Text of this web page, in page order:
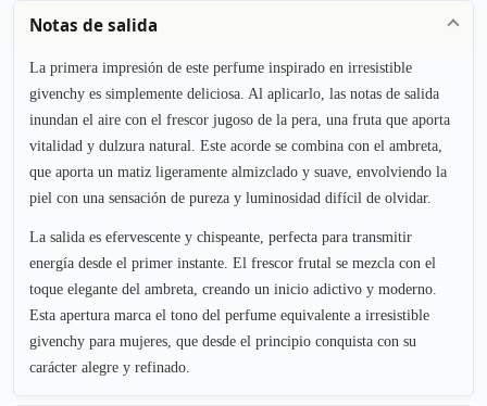
Notas de salida
La primera impresión de este perfume inspirado en irresistible
givenchy es simplemente deliciosa. Al aplicarlo, las notas de salida
inundan el aire con el frescor jugoso de la pera, una fruta que aporta
vitalidad y dulzura natural. Este acorde se combina con el ambreta,
que aporta un matiz ligeramente almizclado y suave, envolviendo la
piel con una sensación de pureza y luminosidad difícil de olvidar.
La salida es efervescente y chispeante, perfecta para transmitir
energía desde el primer instante. El frescor frutal se mezcla con el
toque elegante del ambreta, creando un inicio adictivo y moderno.
Esta apertura marca el tono del perfume equivalente a irresistible
givenchy para mujeres, que desde el principio conquista con su
carácter alegre y refinado.